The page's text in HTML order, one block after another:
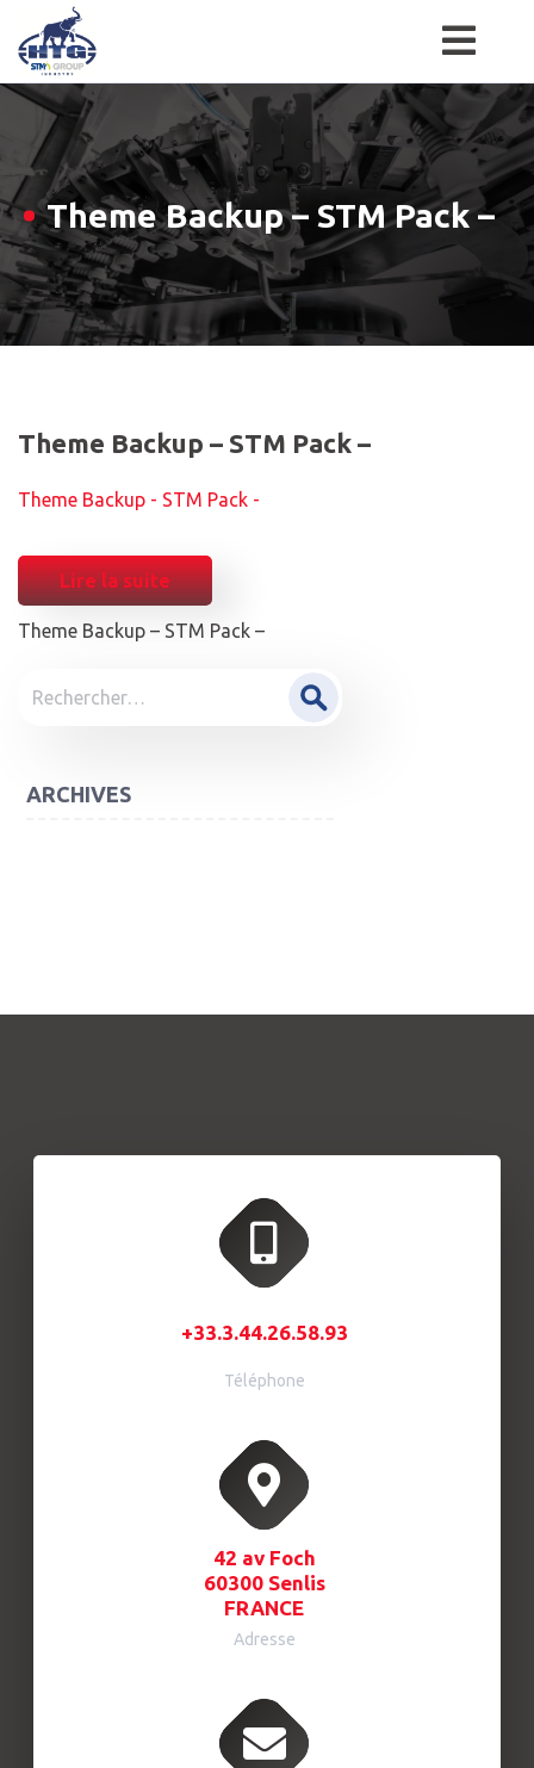
Skip
content
Theme Backup – STM Pack –
Theme Backup – STM Pack –
Theme Backup - STM Pack -
Lire la suite
NAVIGATION
Theme Backup – STM Pack –
ARCHIVES
+33.3.44.26.58.93
Téléphone
42 av Foch
60300 Senlis
FRANCE
Adresse